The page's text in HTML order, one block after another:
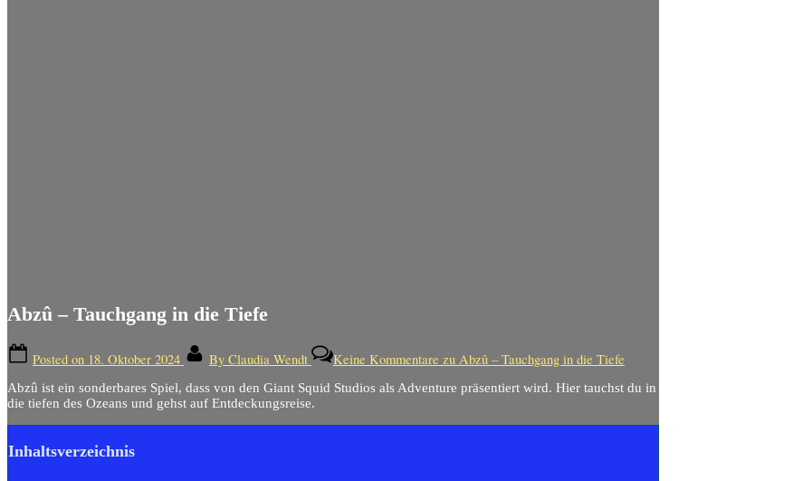
Abzû – Tauchgang in die Tiefe
Posted on 18. Oktober 2024 By Claudia Wendt Keine Kommentare zu Abzû – Tauchgang in die Tiefe
Abzû ist ein sonderbares Spiel, dass von den Giant Squid Studios als Adventure präsentiert wird. Hier tauchst du in
die tiefen des Ozeans und gehst auf Entdeckungsreise.
Inhaltsverzeichnis